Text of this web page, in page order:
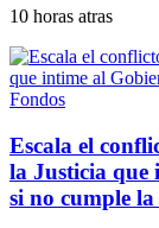
10 horas atras
Escala el
la Justicia que
si no cumple